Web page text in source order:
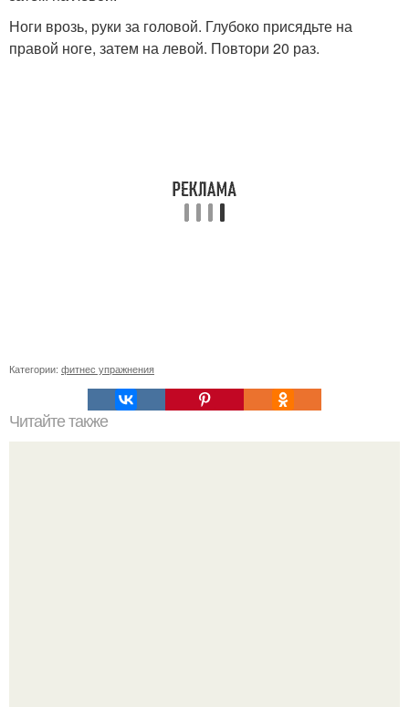
Ноги врозь, руки за головой. Глубоко присядьте на
правой ноге, затем на левой. Повтори 20 раз.
Категории: фитнес упражнения
Читайте также